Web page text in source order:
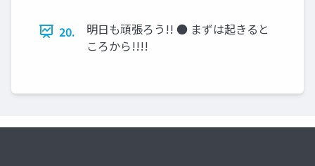
20.
明日も頑張ろう!! ● まずは起きると
ころから!!!!